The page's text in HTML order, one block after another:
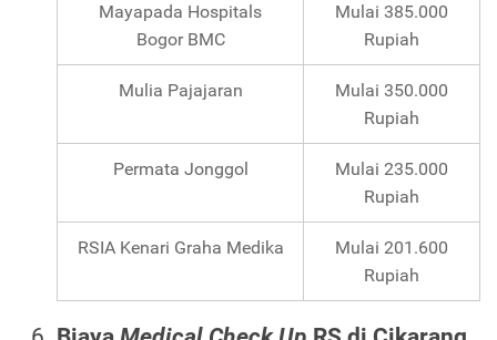
Mayapada Hospitals
Bogor BMC
Mulai 385.000
Rupiah
Mulia Pajajaran
Mulai 350.000
Rupiah
Permata Jonggol
Mulai 235.000
Rupiah
RSIA Kenari Graha Medika
Mulai 201.600
Rupiah